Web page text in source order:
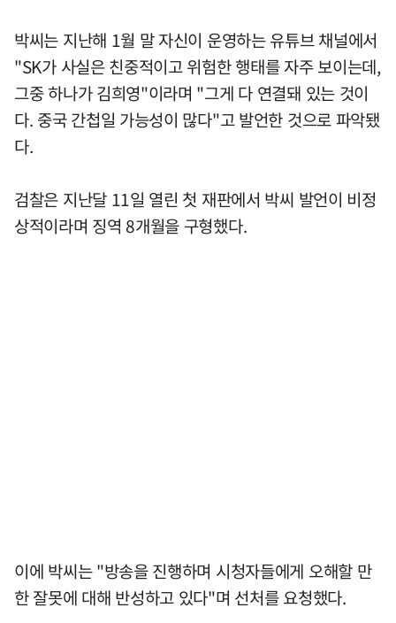
박씨는 지난해 1월 말 자신이 운영하는 유튜브 채널에서
"SK가 사실은 친중적이고 위험한 행태를 자주 보이는데,
그중 하나가 김희영"이라며 "그게 다 연결돼 있는 것이
다. 중국 간첩일 가능성이 많다"고 발언한 것으로 파악됐
다.
검찰은 지난달 11일 열린 첫 재판에서 박씨 발언이 비정
상적이라며 징역 8개월을 구형했다.
이에 박씨는 "방송을 진행하며 시청자들에게 오해할 만
한 잘못에 대해 반성하고 있다"며 선처를 요청했다.